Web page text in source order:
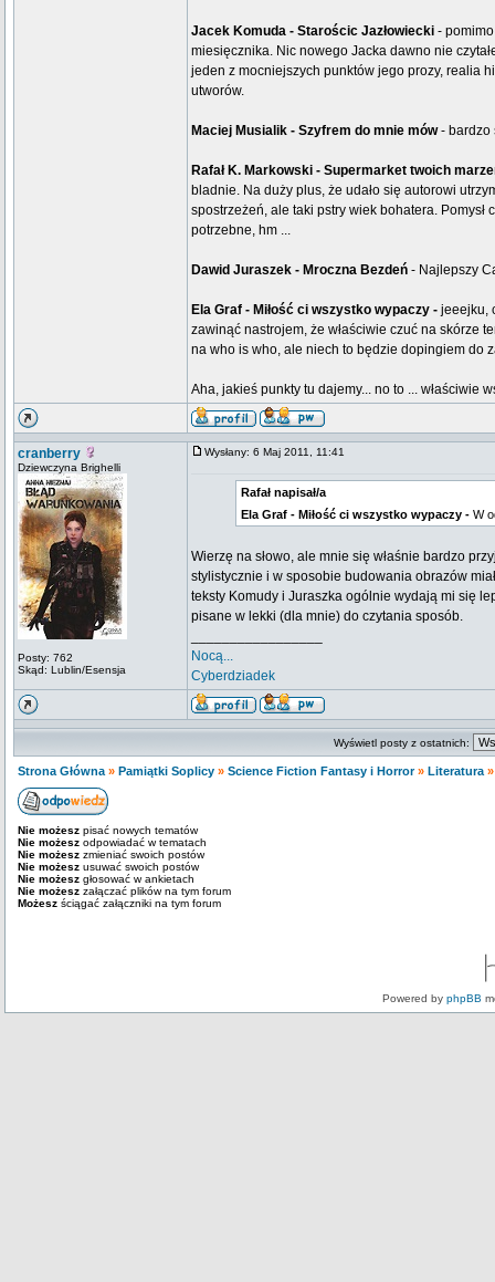
Jacek Komuda - Starościc Jazłowiecki -
miesięcznika. Nic nowego Jacka dawno nie
jeden z mocniejszych punktów jego prozy, realia
utworów.
Maciej Musialik - Szyfrem do mnie mów- bardzo
Rafał K. Markowski - Supermarket twoich
bladnie. Na duży plus, że udało się autorowi
spostrzeżeń, ale taki pstry wiek bohatera.
potrzebne, hm ...
Dawid Juraszek - Mroczna Bezdeń - Najlepszy
Ela Graf - Miłość ci wszystko wypaczy - jeeejku,
zawinąć nastrojem, że właściwie czuć na skórze
na who is who, ale niech to będzie dopingiem do
Aha, jakieś punkty tu dajemy... no to ... właściwie
cranberry
Dziewczyna Brighelli
Posty: 762
Skąd: Lublin/Esensja
Wysłany: 6 Maj 2011, 11:41
Rafał napisał/a
Ela Graf - Miłość ci wszystko wypaczy - W
Wierzę na słowo, ale mnie się właśnie bardzo
stylistycznie i w sposobie budowania obrazów
teksty Komudy i Juraszka ogólnie wydają mi się
pisane w lekki (dla mnie) do czytania sposób.
Nocą...
Cyberdziadek
Wyświetl posty z ostatnich:
Strona Główna » Pamiątki Soplicy » Science Fiction Fantasy i Horror» Literatura
Nie możesz pisać nowych tematów
Nie możesz odpowiadać w tematach
Nie możesz zmieniać swoich postów
Nie możesz usuwać swoich postów
Nie możesz głosować w ankietach
Nie możesz załączać plików na tym forum
Możesz ściągać załączniki na tym forum
Powered by phpBB